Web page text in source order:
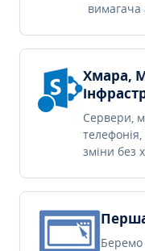
вимагача
Хмара,
Сервери,
телефонія,
зміни без
Беремо